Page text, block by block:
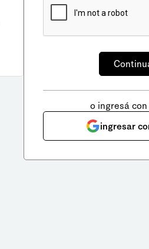
o ingresá
ingresar